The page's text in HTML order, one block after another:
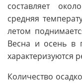
составляет
средняя
летом
Весна и осень в
характеризуются
Количество